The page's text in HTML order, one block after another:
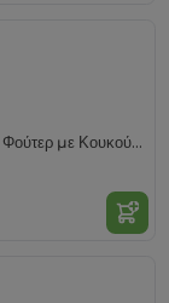
Gildan Heavy Blend Παιδικό Φούτερ με Κουκούλα GN941